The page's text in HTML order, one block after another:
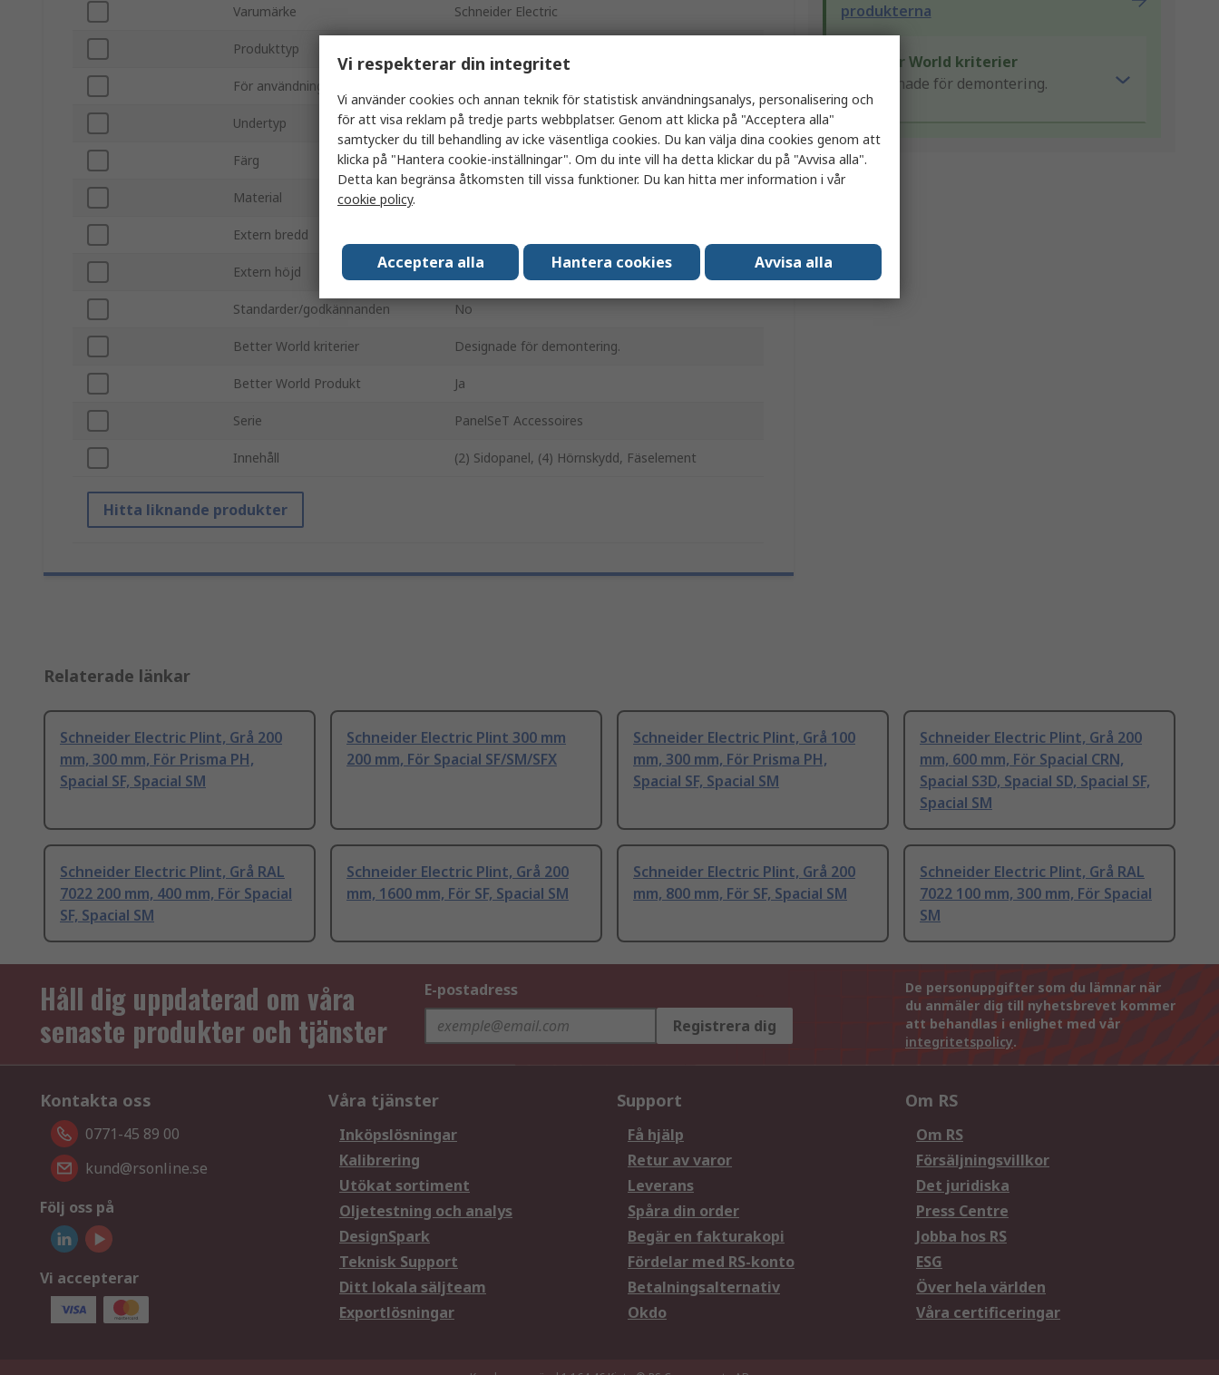
produkterna
Better World kriterier
Designade för demontering.
Varumärke Schneider Electric
Produkttyp
För användning med
Undertyp Skåptillbehör
Färg Grå
Material
Extern bredd
Extern höjd 200mm
Standarder/godkännanden No
Better World kriterier Designade för demontering.
Better World Produkt Ja
Serie PanelSeT Accessoires
Innehåll (2) Sidopanel, (4) Hörnskydd, Fäselement
Hitta liknande produkter
Relaterade länkar
Schneider Electric Plint, Grå 200
mm, 300 mm, För Prisma PH,
Spacial SF, Spacial SM
Schneider Electric Plint 300 mm
200 mm, För Spacial SF/SM/SFX
Schneider Electric Plint, Grå 100
mm, 300 mm, För Prisma PH,
Spacial SF, Spacial SM
Schneider Electric Plint, Grå 200
mm, 600 mm, För Spacial CRN,
Spacial S3D, Spacial SD, Spacial SF,
Spacial SM
Schneider Electric Plint, Grå RAL
7022 200 mm, 400 mm, För Spacial
SF, Spacial SM
Schneider Electric Plint, Grå 200
mm, 1600 mm, För SF, Spacial SM
Schneider Electric Plint, Grå 200
mm, 800 mm, För SF, Spacial SM
Schneider Electric Plint, Grå RAL
7022 100 mm, 300 mm, För Spacial
SM
Håll dig uppdaterad om våra
senaste produkter och tjänster
E-postadress
Registrera dig
De personuppgifter som du lämnar när
du anmäler dig till nyhetsbrevet kommer
att behandlas i enlighet med vår
integritetspolicy.
Kontakta oss
0771-45 89 00
kund@rsonline.se
Följ oss på
Vi accepterar
Våra tjänster
Inköpslösningar
Kalibrering
Utökat sortiment
Oljetestning och analys
DesignSpark
Teknisk Support
Ditt lokala säljteam
Exportlösningar
Support
Få hjälp
Retur av varor
Leverans
Spåra din order
Begär en fakturakopi
Fördelar med RS-konto
Betalningsalternativ
Okdo
Om RS
Om RS
Försäljningsvillkor
Det juridiska
Press Centre
Jobba hos RS
ESG
Över hela världen
Våra certificeringar
Vi respekterar din integritet
Vi använder cookies och annan teknik för statistisk användningsanalys, personalisering och
för att visa reklam på tredje parts webbplatser. Genom att klicka på "Acceptera alla"
samtycker du till behandling av icke väsentliga cookies. Du kan välja dina cookies genom att
klicka på "Hantera cookie-inställningar". Om du inte vill ha detta klickar du på "Avvisa alla".
Detta kan begränsa åtkomsten till vissa funktioner. Du kan hitta mer information i vår
cookie policy.
Acceptera alla Hantera cookies Avvisa alla